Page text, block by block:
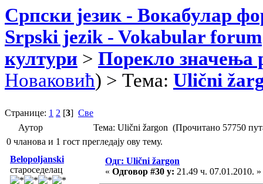
Српски језик - Вокабулар
Srpski jezik - Vokabular forum
култури > Порекло значења
Новаковић) > Тема: Ulični
Странице: 1 2 [3] Све
Аутор
Тема: Ulični žargon (Прочитано 57750
0 чланова и 1 гост прегледају ову тему.
Belopoljanski
староседелац
Одг: Ulični žargon
« Одговор #30 у: 21.49 ч. 07.01.2010. »